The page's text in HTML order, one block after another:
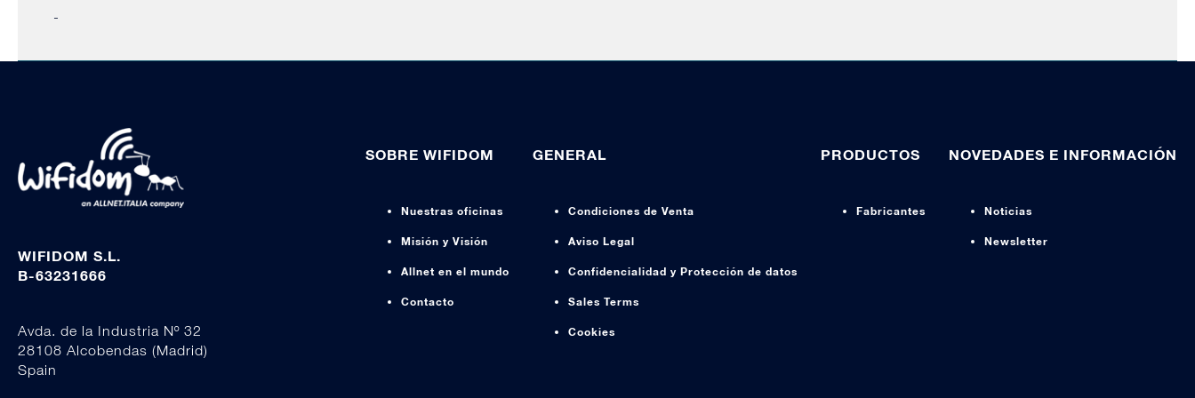
-
WIFIDOM S.L.
B-63231666
Avda. de la Industria Nº 32
28108 Alcobendas (Madrid)
Spain
SOBRE WIFIDOM
Nuestras oficinas
Misión y Visión
Allnet en el mundo
Contacto
GENERAL
Condiciones de Venta
Aviso Legal
Confidencialidad y Protección de datos
Sales Terms
Cookies
PRODUCTOS
Fabricantes
NOVEDADES E INFORMACIÓN
Noticias
Newsletter